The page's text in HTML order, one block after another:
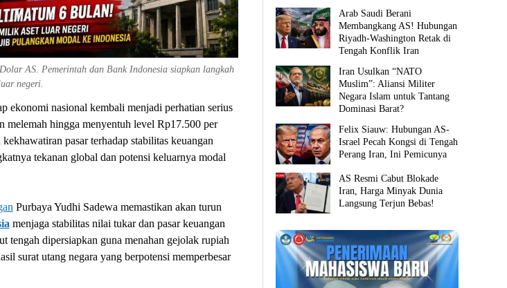
AS. Pemerintah dan Bank Indonesia siapkan langkah
negeri.
ekonomi nasional kembali menjadi perhatian serius
melemah hingga menyentuh level Rp17.500 per
pasar terhadap stabilitas keuangan
tekanan global dan potensi keluarnya modal
Purbaya Yudhi Sadewa memastikan akan turun
menjaga stabilitas nilai tukar dan pasar keuangan
tengah dipersiapkan guna menahan gejolak rupiah
surat utang negara yang berpotensi memperbesar
Arab Saudi Berani
Membangkang AS! Hubungan
Riyadh-Washington Retak di
Tengah Konflik Iran
Iran Usulkan “NATO
Muslim”: Aliansi Militer
Negara Islam untuk Tantang
Dominasi Barat?
Felix Siauw: Hubungan AS-
Israel Pecah Kongsi di Tengah
Perang Iran, Ini Pemicunya
AS Resmi Cabut Blokade
Iran, Harga Minyak Dunia
Langsung Terjun Bebas!